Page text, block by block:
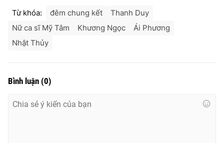
Từ khóa: đêm chung kết
Thanh Duy
Nữ ca sĩ Mỹ Tâm
Khương Ngọc
Ái Phương
Nhật Thủy
Bình luận (0)